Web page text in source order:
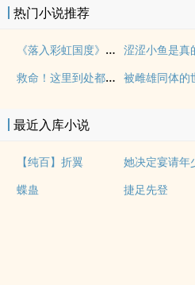
热门小说推荐
《落入彩虹国度》穿越+西幻+言情
救命！这里到处都是阴暗批（西幻NPH）
最近入库小说
【纯百】折翼
蝶蛊
捷足先登